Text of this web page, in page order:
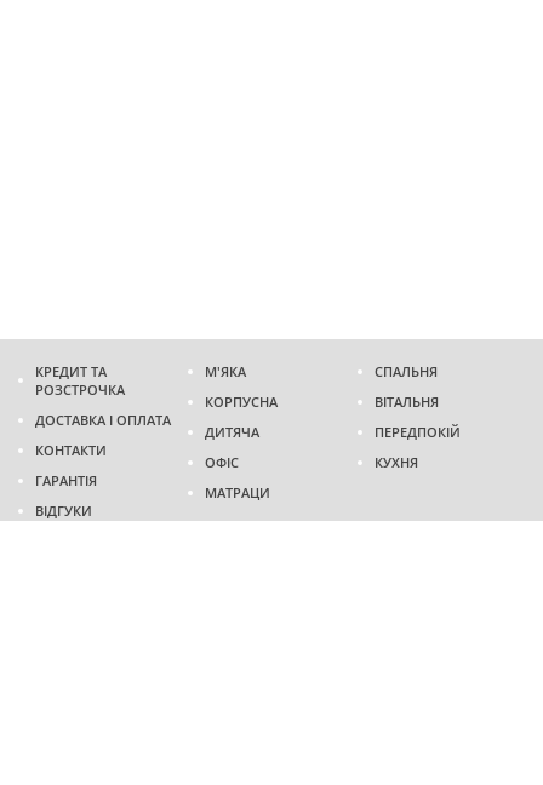
КРЕДИТ ТА
РОЗСТРОЧКА
ДОСТАВКА І ОПЛАТА
КОНТАКТИ
ГАРАНТІЯ
ВІДГУКИ
М'ЯКА
КОРПУСНА
ДИТЯЧА
ОФІС
МАТРАЦИ
СПАЛЬНЯ
ВІТАЛЬНЯ
ПЕРЕДПОКІЙ
КУХНЯ